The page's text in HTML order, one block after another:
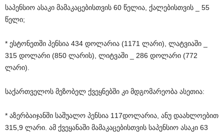
საპენსიო ასაკი მამაკაცებისთვის 60 წელია, ქალებისთვის _ 55
წელი;
* ესტონეთში პენსია 434 დოლარია (1171 ლარი), ლატვიაში _
315 დოლარი (850 ლარის), ლიტვაში _ 286 დოლარი (772
ლარი).
საქართველოს მეზობელ ქვეყნებში კი მდგომარეობა ასეთია:
* აზერბაიჯანში საშუალო პენსია 117დოლარია, ანუ დაახლოებით
315,9 ლარი. ამ ქვეყანაში მამაკაცებისთვის საპენსიო ასაკი 63